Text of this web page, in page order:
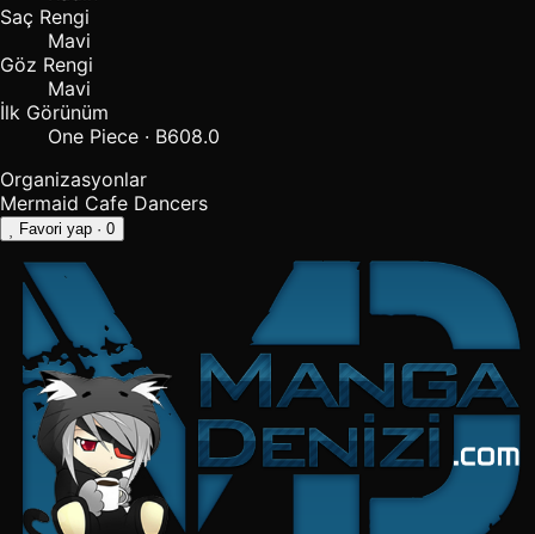
Saç Rengi
Mavi
Göz Rengi
Mavi
İlk Görünüm
One Piece · B608.0
Organizasyonlar
Mermaid Cafe Dancers
Favori yap · 0